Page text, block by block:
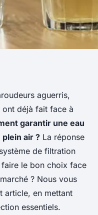
système
portable
aguerris,
ont déjà fait face à
garantir une eau
air ? La réponse
de filtration
le bon choix face
? Nous vous
article, en mettant
essentiels.